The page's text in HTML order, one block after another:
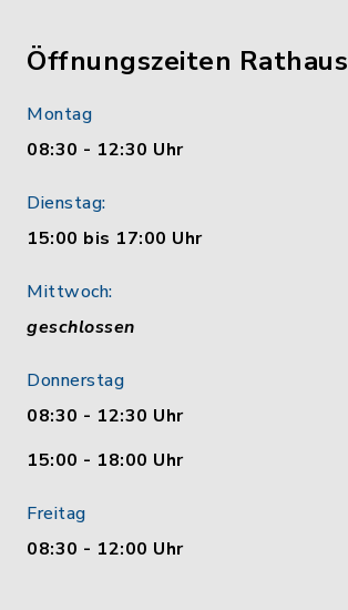
Öffnungszeiten Rathaus
Montag
08:30 - 12:30 Uhr
Dienstag:
15:00 bis 17:00 Uhr
Mittwoch:
geschlossen
Donnerstag
08:30 - 12:30 Uhr
15:00 - 18:00 Uhr
Freitag
08:30 - 12:00 Uhr